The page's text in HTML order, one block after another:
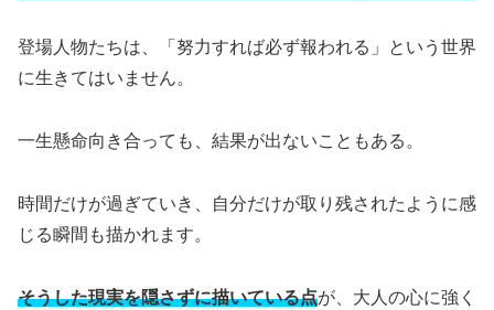
登場人物たちは、「努力すれば必ず報われる」という世界
に生きてはいません。
一生懸命向き合っても、結果が出ないこともある。
時間だけが過ぎていき、自分だけが取り残されたように感
じる瞬間も描かれます。
そうした現実を隠さずに描いている点が、大人の心に強く